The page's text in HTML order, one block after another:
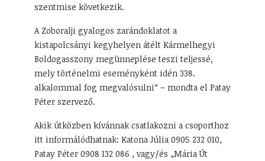
szentmise következik.
A Zoboralji gyalogos zarándoklatot a
kistapolcsányi kegyhelyen átélt Kármelhegyi
Boldogasszony megünneplése teszi teljessé,
mely történelmi eseményként idén 338.
alkalommal fog megvalósulni“ – mondta el Patay
Péter szervező.
Akik útközben kívánnak csatlakozni a csoporthoz
itt informálódhatnak: Katona Júlia 0905 232 010,
Patay Péter 0908 132 086 , vagy/és „Mária Út